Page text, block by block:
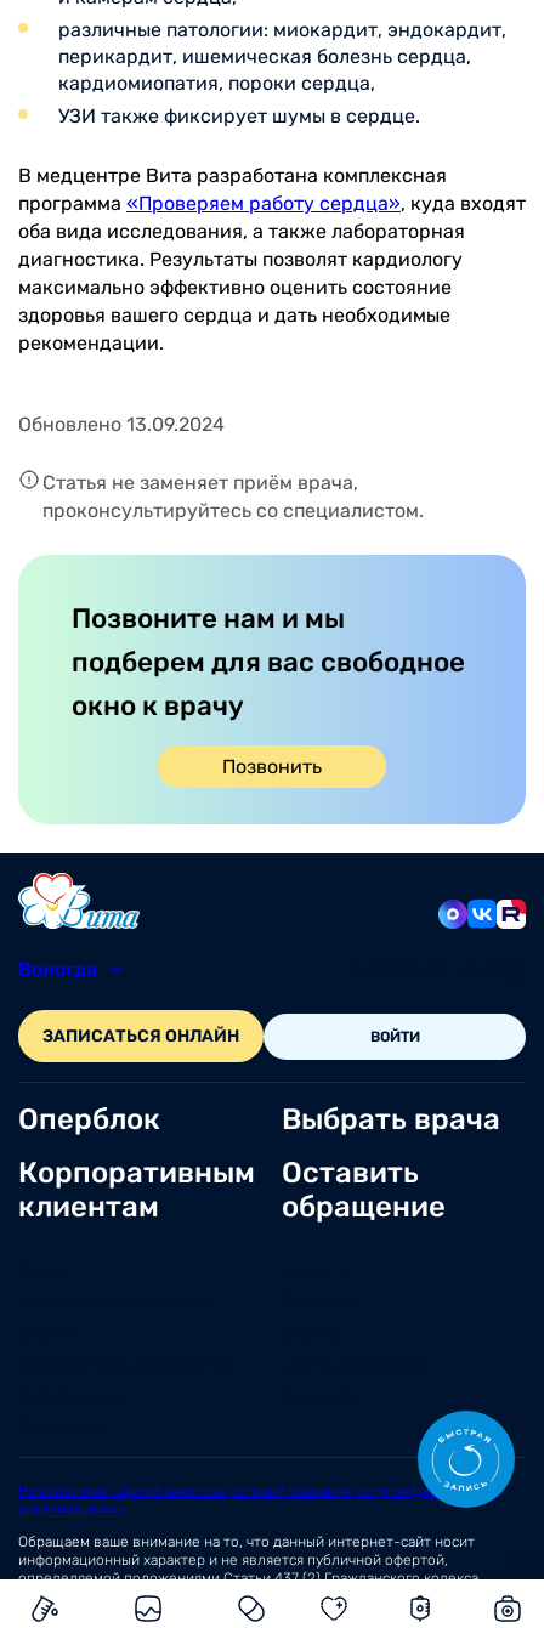
различные патологии: миокардит, эндокардит,
перикардит, ишемическая болезнь сердца,
кардиомиопатия, пороки сердца,
УЗИ также фиксирует шумы в сердце.
В медцентре Вита разработана комплексная
программа «Проверяем работу сердца», куда входят
оба вида исследования, а также лабораторная
диагностика. Результаты позволят кардиологу
максимально эффективно оценить состояние
здоровья вашего сердца и дать необходимые
рекомендации.
Обновлено 13.09.2024
Статья не заменяет приём врача,
проконсультируйтесь со специалистом.
Позвоните нам и мы
подберем для вас свободное
окно к врачу
Позвонить
Вологда
ЗАПИСАТЬСЯ ОНЛАЙН ВОЙТИ
Оперблок
Корпоративным
клиентам
Выбрать врача
Оставить
обращение
Независимая оценка качества условий оказания услуг медицинскими
организациями
Обращаем ваше внимание на то, что данный интернет-сайт носит
информационный характер и не является публичной офертой,
определяемой положениямиСтатьи 437 (2)Гражданского кодекса
Российской Федерации.